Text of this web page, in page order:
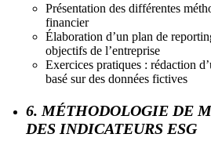
Présentation des différentes
financier
Élaboration d’un plan de
objectifs de l’entreprise
Exercices pratiques : rédaction
basé sur des données fictives
6. MÉTHODOLOGIE DE
DES INDICATEURS ESG